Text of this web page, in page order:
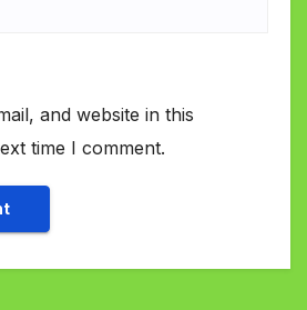
and website in this
time I comment.